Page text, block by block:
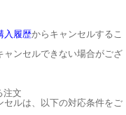
入履歴からキャンセルするこ
ャンセルできない場合がござ
注文
セルは、以下の対応条件をご